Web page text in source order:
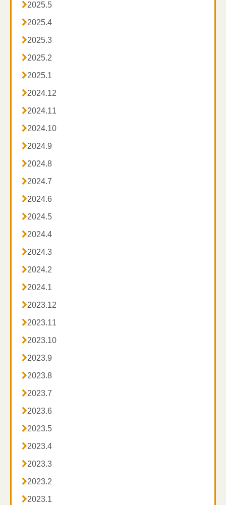
2025.5
2025.4
2025.3
2025.2
2025.1
2024.12
2024.11
2024.10
2024.9
2024.8
2024.7
2024.6
2024.5
2024.4
2024.3
2024.2
2024.1
2023.12
2023.11
2023.10
2023.9
2023.8
2023.7
2023.6
2023.5
2023.4
2023.3
2023.2
2023.1